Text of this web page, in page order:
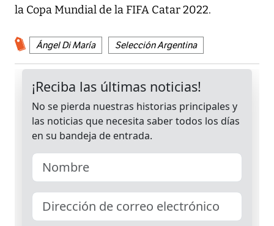
la Copa Mundial de la FIFA Catar 2022.
Ángel Di María Selección Argentina